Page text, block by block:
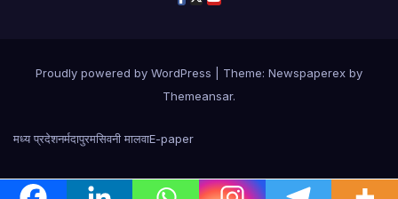
Proudly powered by WordPress
Theme: Newspaperex by
Themeansar.
मध्य प्रदेशनर्मदापुरमसिवनी मालवाE-paper